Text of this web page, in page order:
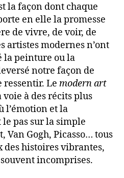
la façon dont chaque
en elle la promesse
de vivre, de voir, de
artistes modernes n’ont
la peinture ou la
notre façon de
ressentir. Le modern art
à des récits plus
l’émotion et la
pas sur la simple
Van Gogh, Picasso… tous
des histoires vibrantes,
incomprises.